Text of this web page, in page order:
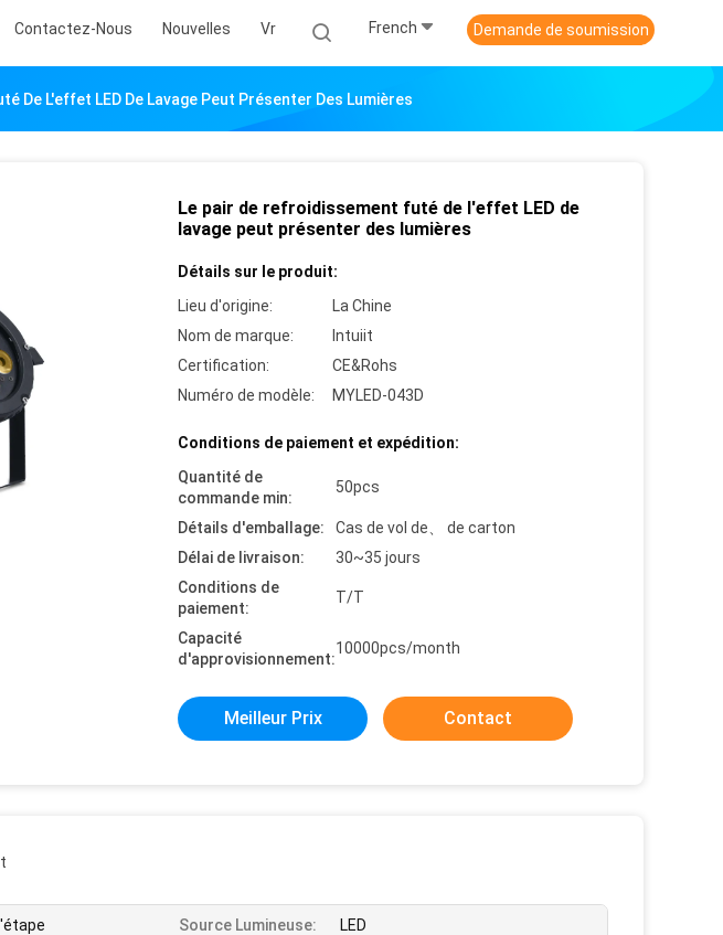
Contactez-Nous Nouvelles Vr French Demande de soumission
De L'effet LED De Lavage Peut Présenter Des Lumières
Le pair de refroidissement futé de l'effet LED de
lavage peut présenter des lumières
Détails sur le produit:
Lieu d'origine:
La Chine
Nom de marque:
Intuiit
Certification:
CE&Rohs
Numéro de modèle:
MYLED-043D
Conditions de paiement et expédition:
Quantité de
commande min:
50pcs
Détails d'emballage:
Cas de vol de、 de carton
Délai de livraison:
30~35 jours
Conditions de
paiement:
T/T
Capacité
d'approvisionnement:
10000pcs/month
Meilleur Prix Contact
Source Lumineuse: LED